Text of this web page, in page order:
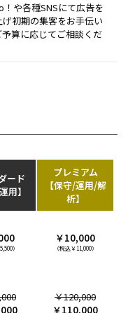
や各種SNSにて広告を
初期の集客をお手伝い
算に応じてご相談くだ
ード
用】
プレミアム
【保守/運用/解
析】
）
￥10,000
（税込￥11,000）
￥120,000
￥110,000